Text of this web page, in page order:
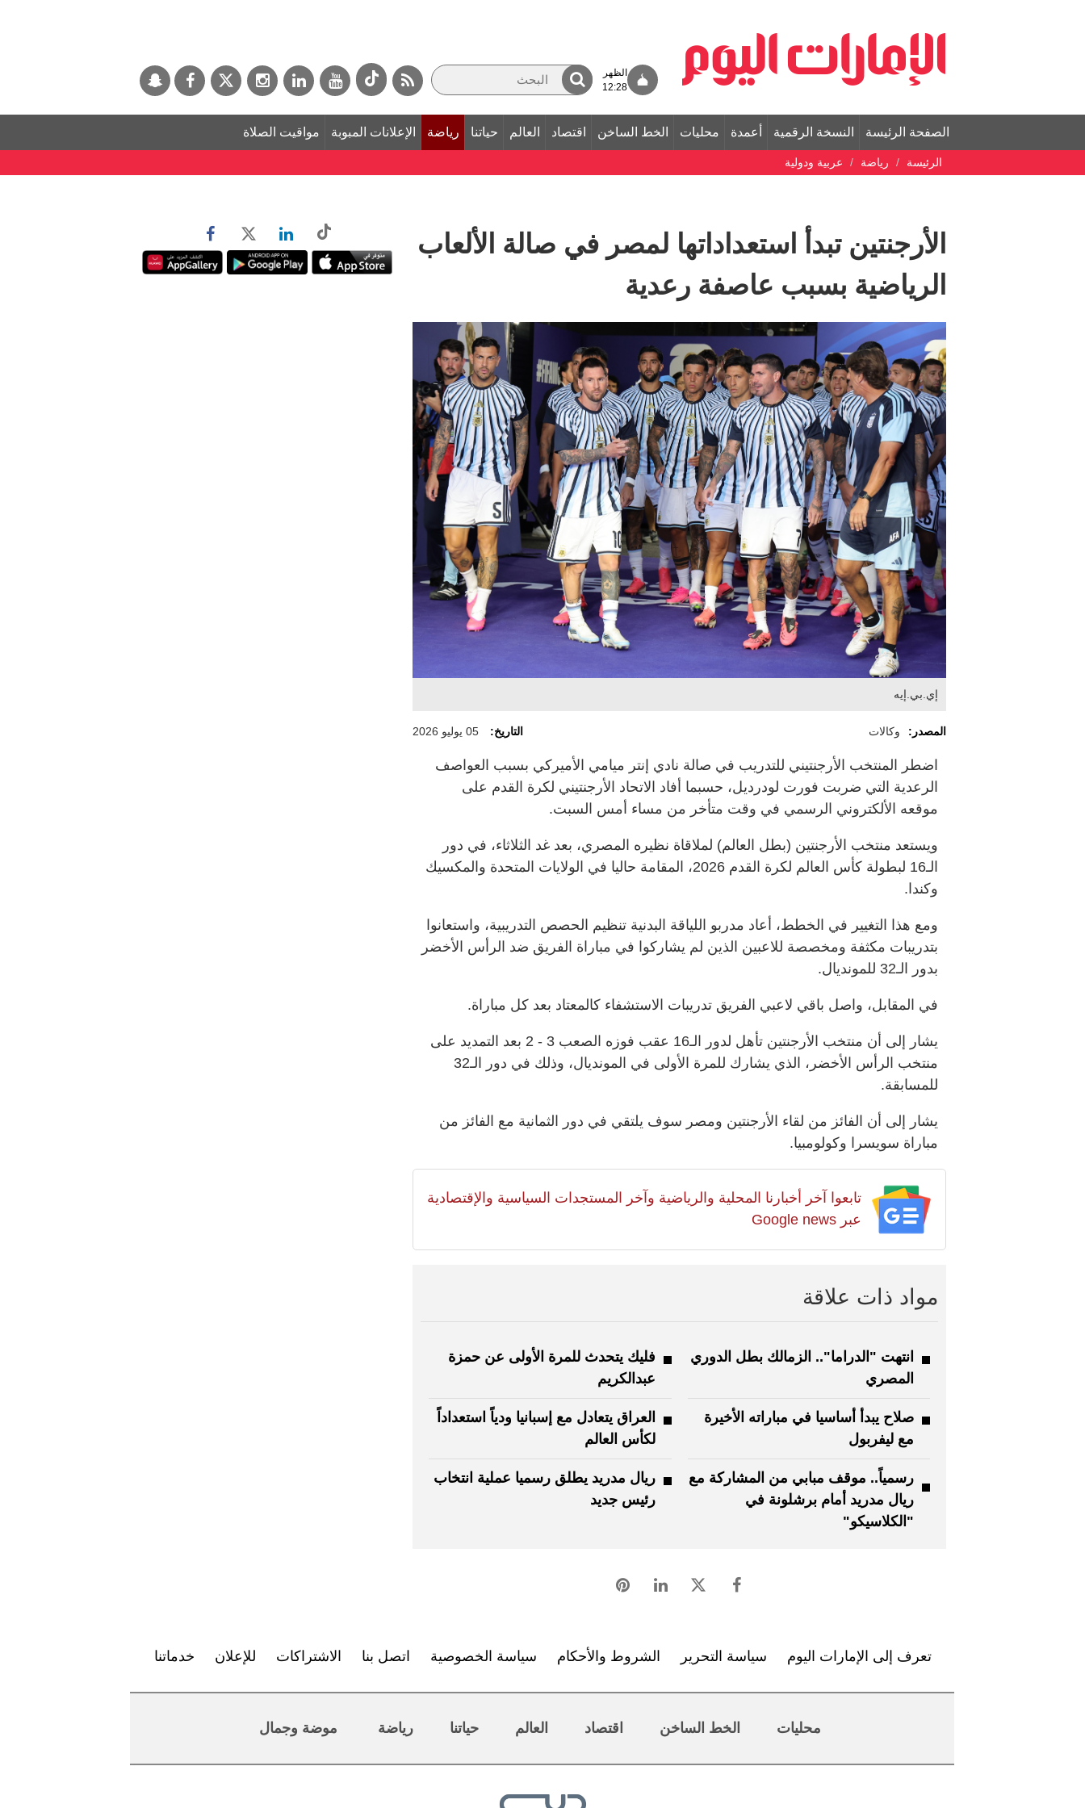
الظهر
12:28
الصفحة الرئيسة النسخة الرقمية أعمدة محليات الخط الساخن اقتصاد العالم حياتنا رياضة الإعلانات المبوبة مواقيت الصلاة
الرئيسة رياضة عربية ودولية
الأرجنتين تبدأ استعداداتها لمصر في صالة الألعاب
الرياضية بسبب عاصفة رعدية
إي.بي.إيه
المصدر: وكالات التاريخ: 05 يوليو 2026
اضطر المنتخب الأرجنتيني للتدريب في صالة نادي إنتر ميامي الأميركي بسبب العواصف
الرعدية التي ضربت فورت لودرديل، حسبما أفاد الاتحاد الأرجنتيني لكرة القدم على
موقعه الألكتروني الرسمي في وقت متأخر من مساء أمس السبت.
ويستعد منتخب الأرجنتين (بطل العالم) لملاقاة نظيره المصري، بعد غد الثلاثاء، في دور
الـ16 لبطولة كأس العالم لكرة القدم 2026، المقامة حاليا في الولايات المتحدة والمكسيك
وكندا.
ومع هذا التغيير في الخطط، أعاد مدربو اللياقة البدنية تنظيم الحصص التدريبية، واستعانوا
بتدريبات مكثفة ومخصصة للاعبين الذين لم يشاركوا في مباراة الفريق ضد الرأس الأخضر
بدور الـ32 للمونديال.
في المقابل، واصل باقي لاعبي الفريق تدريبات الاستشفاء كالمعتاد بعد كل مباراة.
يشار إلى أن منتخب الأرجنتين تأهل لدور الـ16 عقب فوزه الصعب 3 - 2 بعد التمديد على
منتخب الرأس الأخضر، الذي يشارك للمرة الأولى في المونديال، وذلك في دور الـ32
للمسابقة.
يشار إلى أن الفائز من لقاء الأرجنتين ومصر سوف يلتقي في دور الثمانية مع الفائز من
مباراة سويسرا وكولومبيا.
تابعوا آخر أخبارنا المحلية والرياضية وآخر المستجدات السياسية والإقتصادية
عبر Google news
مواد ذات علاقة
انتهت "الدراما".. الزمالك بطل الدوري
المصري
فليك يتحدث للمرة الأولى عن حمزة
عبدالكريم
صلاح يبدأ أساسيا في مباراته الأخيرة
مع ليفربول
العراق يتعادل مع إسبانيا ودياً استعداداً
لكأس العالم
رسمياً.. موقف مبابي من المشاركة مع
ريال مدريد أمام برشلونة في
"الكلاسيكو"
ريال مدريد يطلق رسميا عملية انتخاب
رئيس جديد
تعرف إلى الإمارات اليوم سياسة التحرير الشروط والأحكام سياسة الخصوصية اتصل بنا الاشتراكات للإعلان خدماتنا
محليات الخط الساخن اقتصاد العالم حياتنا رياضة موضة وجمال